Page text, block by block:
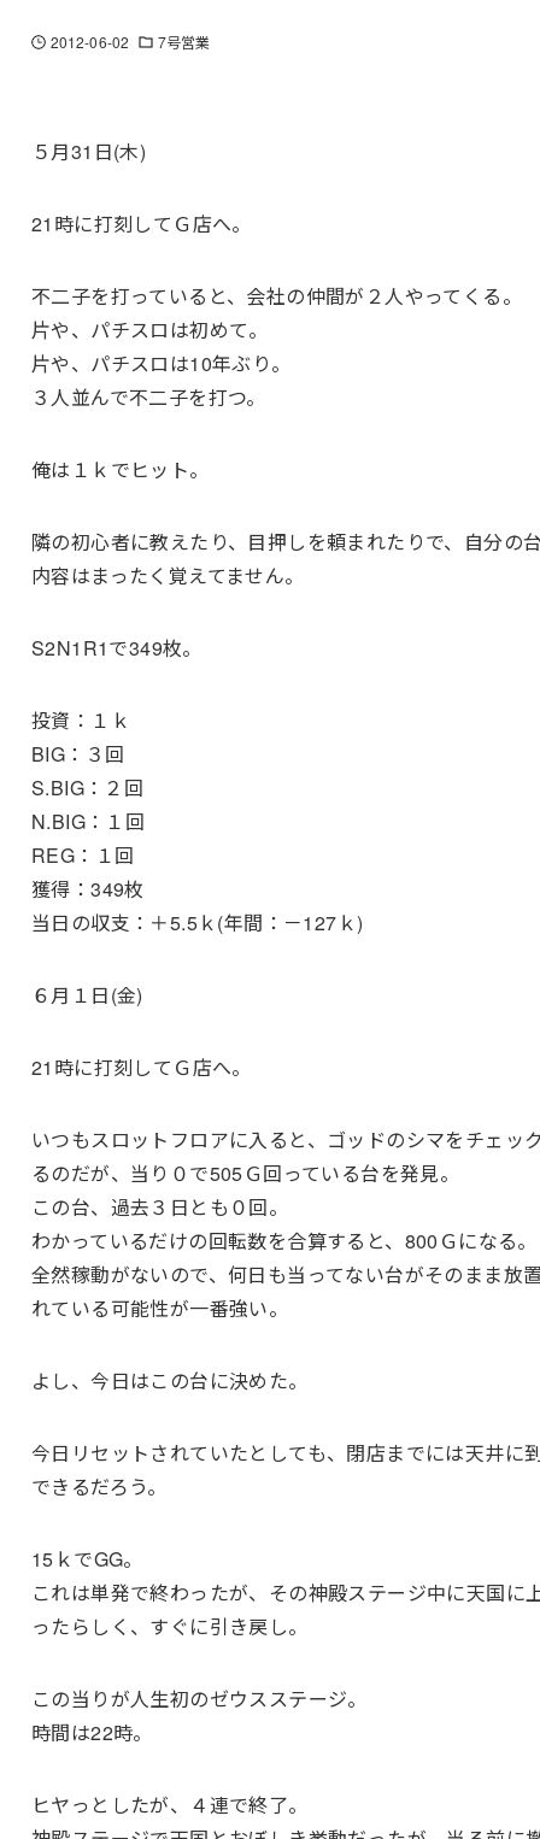
2012-06-02 7号営業
５月31日(木)
21時に打刻してＧ店へ。
不二子を打っていると、会社の仲間が２人やってくる。
片や、パチスロは初めて。
片や、パチスロは10年ぶり。
３人並んで不二子を打つ。
俺は１ｋでヒット。
隣の初心者に教えたり、目押しを頼まれたりで、自分の
内容はまったく覚えてません。
S2N1R1で349枚。
投資：１ｋ
BIG：３回
S.BIG：２回
N.BIG：１回
REG：１回
獲得：349枚
当日の収支：＋5.5ｋ(年間：－127ｋ)
６月１日(金)
21時に打刻してＧ店へ。
いつもスロットフロアに入ると、ゴッドのシマをチェッ
るのだが、当り０で505Ｇ回っている台を発見。
この台、過去３日とも０回。
わかっているだけの回転数を合算すると、800Ｇになる。
全然稼動がないので、何日も当ってない台がそのまま放
れている可能性が一番強い。
よし、今日はこの台に決めた。
今日リセットされていたとしても、閉店までには天井に
できるだろう。
15ｋでGG。
これは単発で終わったが、その神殿ステージ中に天国に
ったらしく、すぐに引き戻し。
この当りが人生初のゼウスステージ。
時間は22時。
ヒヤっとしたが、４連で終了。